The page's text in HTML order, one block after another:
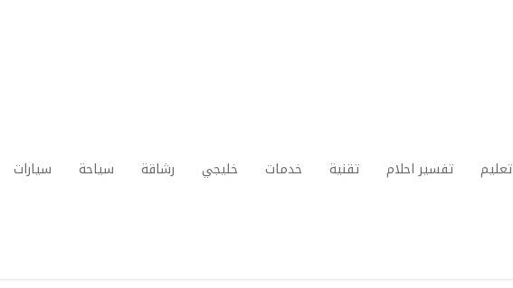
تعليم تفسير احلام تقنية خدمات خليجي رشاقة سياحة سيارات